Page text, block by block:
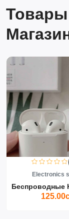
Товары
Electronics